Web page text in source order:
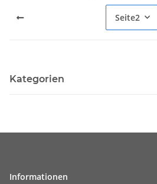
Seite2
Kategorien
Informationen